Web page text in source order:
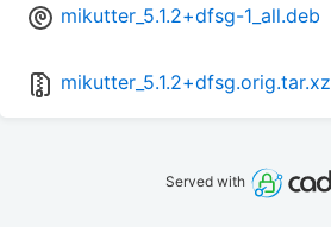
mikutter_5.1.2+dfsg-1_all.deb
mikutter_5.1.2+dfsg.orig.tar.xz
Served with